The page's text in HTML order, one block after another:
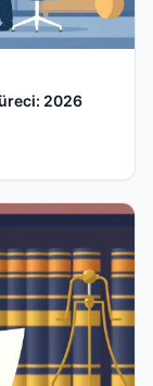
2026